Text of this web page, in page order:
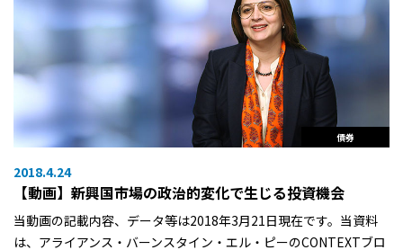
債券
2018.4.24
【動画】新興国市場の政治的変化で生じる投資機会
当動画の記載内容、データ等は2018年3月21日現在です。当資料
は、アライアンス・バーンスタイン・エル・ピーのCONTEXTブロ